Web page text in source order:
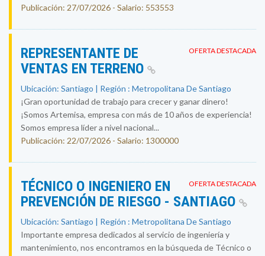
Publicación: 27/07/2026 - Salario: 553553
OFERTA DESTACADA
REPRESENTANTE DE
VENTAS EN TERRENO
Ubicación: Santiago | Región : Metropolitana De Santiago
¡Gran oportunidad de trabajo para crecer y ganar dinero!
¡Somos Artemisa, empresa con más de 10 años de experiencia!
Somos empresa líder a nivel nacional...
Publicación: 22/07/2026 - Salario: 1300000
OFERTA DESTACADA
TÉCNICO O INGENIERO EN
PREVENCIÓN DE RIESGO - SANTIAGO
Ubicación: Santiago | Región : Metropolitana De Santiago
Importante empresa dedicados al servicio de ingeniería y
mantenimiento, nos encontramos en la búsqueda de Técnico o